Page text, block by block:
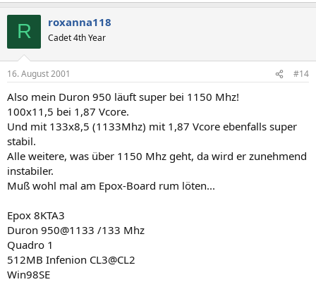
R roxanna118
Cadet 4th Year
16. August 2001 #14
Also mein Duron 950 läuft super bei 1150 Mhz!
100x11,5 bei 1,87 Vcore.
Und mit 133x8,5 (1133Mhz) mit 1,87 Vcore ebenfalls super
stabil.
Alle weitere, was über 1150 Mhz geht, da wird er zunehmend
instabiler.
Muß wohl mal am Epox-Board rum löten...
Epox 8KTA3
Duron 950@1133 /133 Mhz
Quadro 1
512MB Infenion CL3@CL2
Win98SE